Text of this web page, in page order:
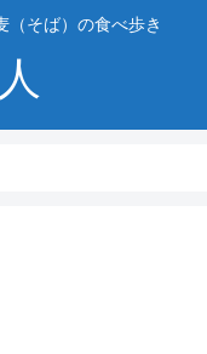
（そば）の食べ歩き